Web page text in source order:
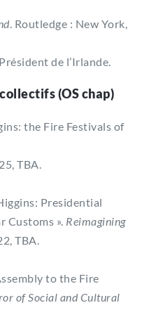
. Routledge : New York,
de l’Irlande.
(OS chap)
the Fire Festivals of
TBA.
Presidential
Customs ». Reimagining
TBA.
to the Fire
of Social and Cultural